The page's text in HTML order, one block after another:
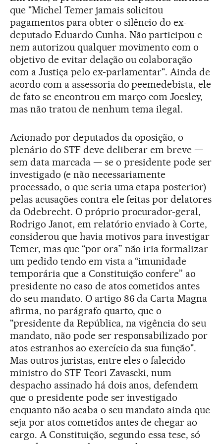
que "Michel Temer jamais solicitou
pagamentos para obter o silêncio do ex-
deputado Eduardo Cunha. Não participou e
nem autorizou qualquer movimento com o
objetivo de evitar delação ou colaboração
com a Justiça pelo ex-parlamentar". Ainda de
acordo com a assessoria do peemedebista, ele
de fato se encontrou em março com Joesley,
mas não tratou de nenhum tema ilegal.
Acionado por deputados da oposição, o
plenário do STF deve deliberar em breve —
sem data marcada — se o presidente pode ser
investigado (e não necessariamente
processado, o que seria uma etapa posterior)
pelas acusações contra ele feitas por delatores
da Odebrecht. O próprio procurador-geral,
Rodrigo Janot, em relatório enviado à Corte,
considerou que havia motivos para investigar
Temer, mas que “por ora” não iria formalizar
um pedido tendo em vista a “imunidade
temporária que a Constituição confere” ao
presidente no caso de atos cometidos antes
do seu mandato. O artigo 86 da Carta Magna
afirma, no parágrafo quarto, que o
"presidente da República, na vigência do seu
mandato, não pode ser responsabilizado por
atos estranhos ao exercício da sua função".
Mas outros juristas, entre eles o falecido
ministro do STF Teori Zavascki, num
despacho assinado há dois anos, defendem
que o presidente pode ser investigado
enquanto não acaba o seu mandato ainda que
seja por atos cometidos antes de chegar ao
cargo. A Constituição, segundo essa tese, só